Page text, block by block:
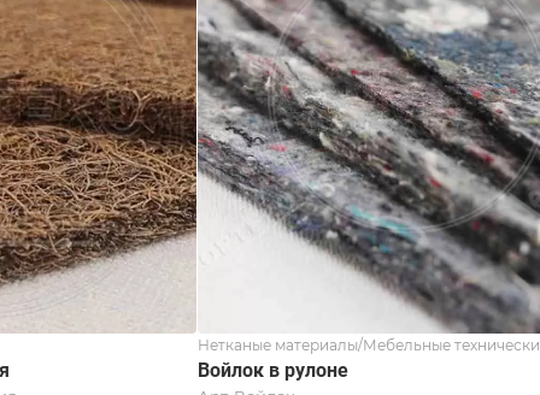
Нетканые материалы/Мебельные
Войлок в рулоне